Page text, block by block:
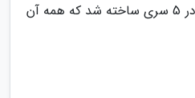
آن بی تأثیر نبود. این فیلم در 5 سری ساخته شد که همه آن